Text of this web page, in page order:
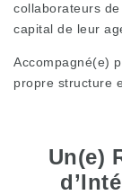
collaborateurs
capital de leur
Accompagné(e)
propre structure
Un(e)